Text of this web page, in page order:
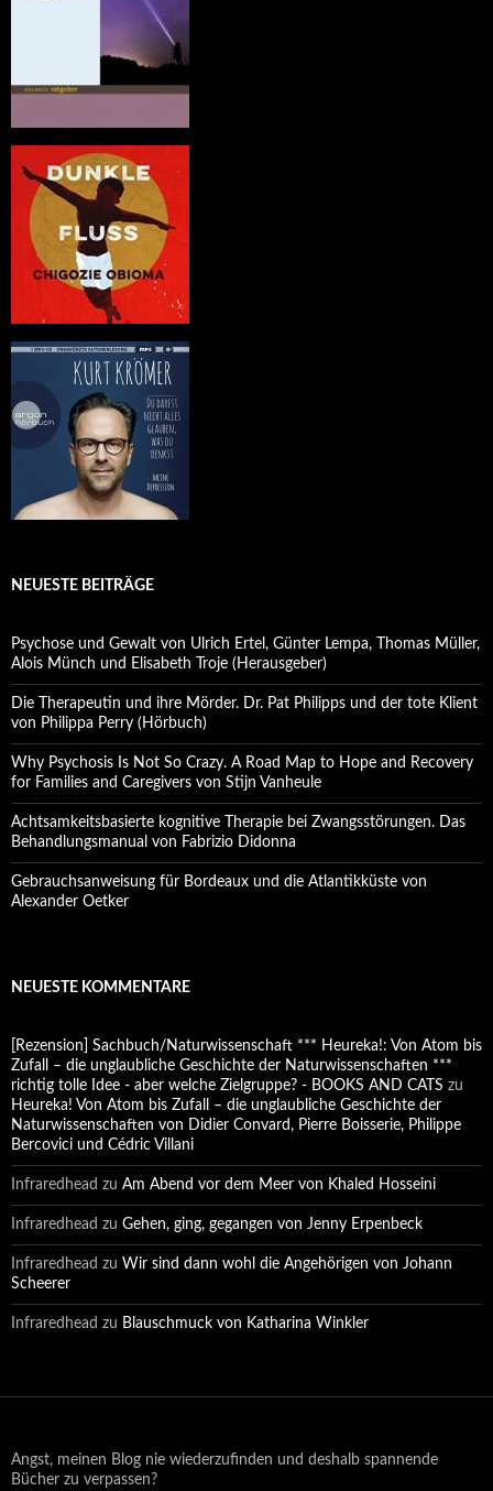
NEUESTE BEITRÄGE
Psychose und Gewalt von Ulrich Ertel, Günter Lempa, Thomas Müller,
Alois Münch und Elisabeth Troje (Herausgeber)
Die Therapeutin und ihre Mörder. Dr. Pat Philipps und der tote Klient
von Philippa Perry (Hörbuch)
Why Psychosis Is Not So Crazy. A Road Map to Hope and Recovery
for Families and Caregivers von Stijn Vanheule
Achtsamkeitsbasierte kognitive Therapie bei Zwangsstörungen. Das
Behandlungsmanual von Fabrizio Didonna
Gebrauchsanweisung für Bordeaux und die Atlantikküste von
Alexander Oetker
NEUESTE KOMMENTARE
[Rezension] Sachbuch/Naturwissenschaft *** Heureka!: Von Atom bis
Zufall – die unglaubliche Geschichte der Naturwissenschaften ***
richtig tolle Idee - aber welche Zielgruppe? - BOOKS AND CATS zu
Heureka! Von Atom bis Zufall – die unglaubliche Geschichte der
Naturwissenschaften von Didier Convard, Pierre Boisserie, Philippe
Bercovici und Cédric Villani
Infraredhead zu Am Abend vor dem Meer von Khaled Hosseini
Infraredhead zu Gehen, ging, gegangen von Jenny Erpenbeck
Infraredhead zu Wir sind dann wohl die Angehörigen von Johann
Scheerer
Infraredhead zu Blauschmuck von Katharina Winkler
Angst, meinen Blog nie wiederzufinden und deshalb spannende
Bücher zu verpassen?